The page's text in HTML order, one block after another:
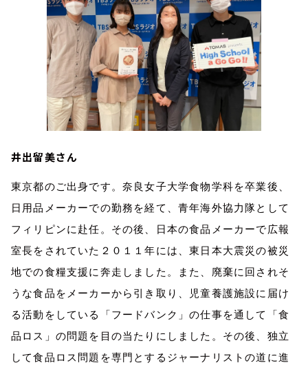
井出留美さん
東京都のご出身です。奈良女子大学食物学科を卒業後、
日用品メーカーでの勤務を経て、青年海外協力隊として
フィリピンに赴任。その後、日本の食品メーカーで広報
室長をされていた２０１１年には、東日本大震災の被災
地での食糧支援に奔走しました。また、廃棄に回されそ
うな食品をメーカーから引き取り、児童養護施設に届け
る活動をしている「フードバンク」の仕事を通して「食
品ロス」の問題を目の当たりにしました。その後、独立
して食品ロス問題を専門とするジャーナリストの道に進